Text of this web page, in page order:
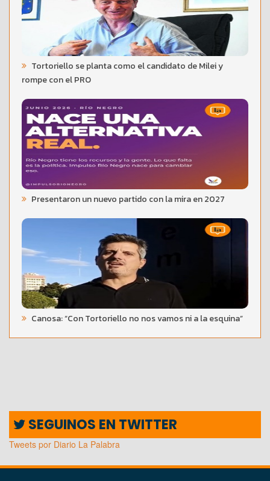
Tortoriello se planta como el candidato de Milei y
rompe con el PRO
Presentaron un nuevo partido con la mira en 2027
Canosa: “Con Tortoriello no nos vamos ni a la esquina”
SEGUINOS EN TWITTER
Tweets por Diario La Palabra